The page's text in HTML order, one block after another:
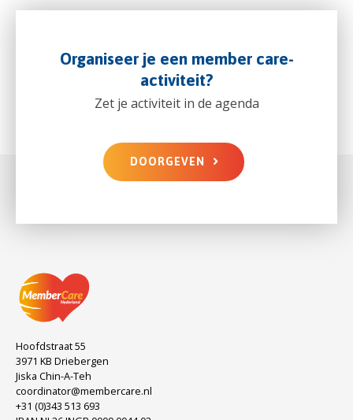
Organiseer je een member care-
activiteit?
Zet je activiteit in de agenda
DOORGEVEN
Hoofdstraat 55
3971 KB Driebergen
Jiska Chin-A-Teh
coordinator@membercare.nl
+31 (0)343 513 693